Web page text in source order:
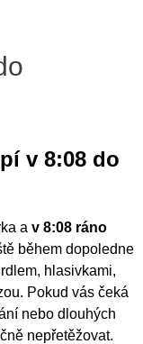
v 8:08 do
a v 8:08 ráno
během dopoledne
hlasivkami,
Pokud vás čeká
nebo dlouhých
nepřetěžovat.